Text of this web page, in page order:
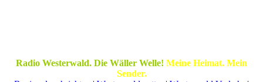
Radio Westerwald. Die Wäller Welle! Meine Heimat. Mein
Sender.